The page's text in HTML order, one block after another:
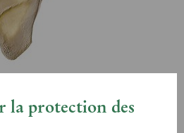
la protection des